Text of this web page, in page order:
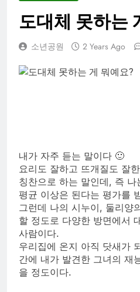
도대체 못하는
소년공원 2 Years Ago
내가 자주 듣는 말이다 🙂
요리도 잘하고 뜨개질도 잘
칭찬으로 하는 말인데, 즉
평균 이상은 된다는 평가를
그런데 나의 시누이, 둘리양
할 정도로 다양한 방면에서
사람이다.
우리집에 온지 아직 닷새가
간에 내가 발견한 그녀의 재
을 정도이다.